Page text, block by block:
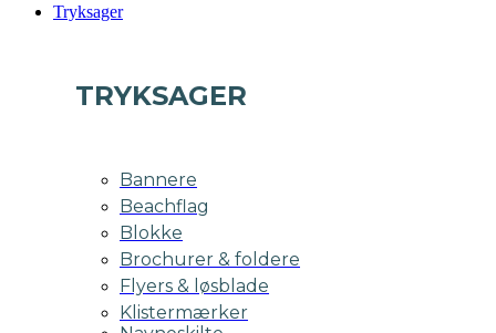
Tryksager
TRYKSAGER
Bannere
Beachflag
Blokke
Brochurer & foldere
Flyers & løsblade
Klistermærker